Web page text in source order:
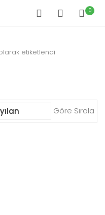
0
etiketlendi
Göre Sırala